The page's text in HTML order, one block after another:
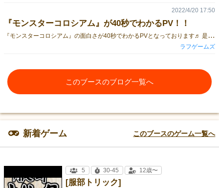
『モンスターコロシアム』が40秒でわかるPV！！
『
モンスターコロシアム』の面白さが40秒でわかるPVとなっております♬ 是非一度見てみてください。 https://youtu.be/c8jr4cy_kXc
2022/4/20 17:50
ラフゲームズ
このブースのブログ一覧へ
新着ゲーム このブースのゲーム一覧へ
[服部トリック]
5 30-45 12歳〜